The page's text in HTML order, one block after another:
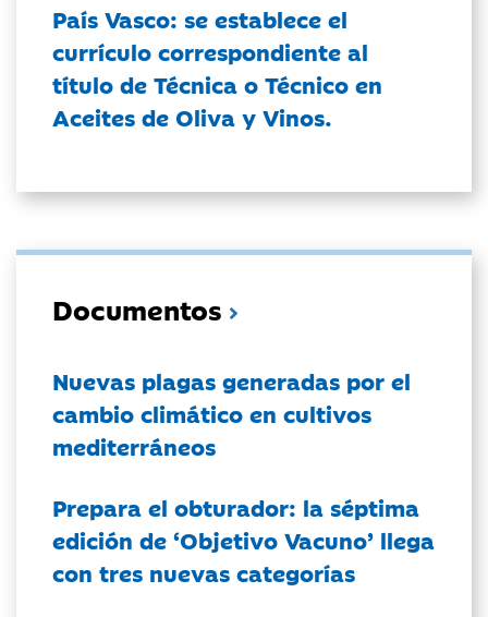
País Vasco: se establece el
currículo correspondiente al
título de Técnica o Técnico en
Aceites de Oliva y Vinos.
Documentos
Nuevas plagas generadas por el
cambio climático en cultivos
mediterráneos
Prepara el obturador: la séptima
edición de ‘Objetivo Vacuno’ llega
con tres nuevas categorías